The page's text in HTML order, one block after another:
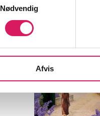
Nødvendig
Afvis